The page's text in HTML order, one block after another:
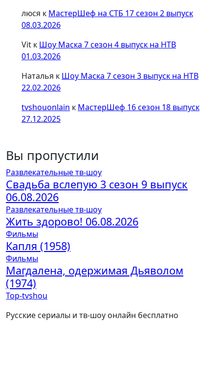
люся к МастерШеф на СТБ 17 сезон 2 выпуск
08.03.2026
Vit к Шоу Маска 7 сезон 4 выпуск на НТВ
01.03.2026
Наталья к Шоу Маска 7 сезон 3 выпуск на НТВ
22.02.2026
tvshouonlain к МастерШеф 16 сезон 18 выпуск
27.12.2025
Вы пропустили
Развлекательные тв-шоу
Свадьба вслепую 3 сезон 9 выпуск
06.08.2026
Развлекательные тв-шоу
Жить здорово! 06.08.2026
Фильмы
Капля (1958)
Фильмы
Магдалена, одержимая Дьяволом
(1974)
Top-tvshou
Русские сериалы и тв-шоу онлайн бесплатно